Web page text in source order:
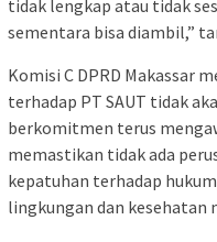
tidak lengkap atau tidak
sementara bisa diambil,”
Komisi C DPRD Makassar
terhadap PT SAUT tidak
berkomitmen terus
memastikan tidak ada
kepatuhan terhadap
lingkungan dan kesehatan